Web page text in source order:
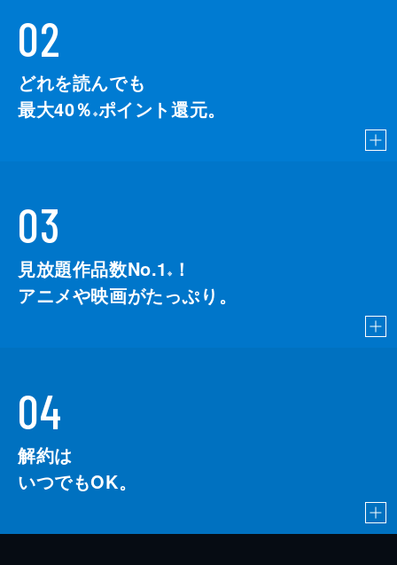
02
どれを読んでも
最大40％ ※ポイント還元。
03
見放題作品数No.1 ※
！
アニメや映画がたっぷり。
04
解約は
いつでもOK。